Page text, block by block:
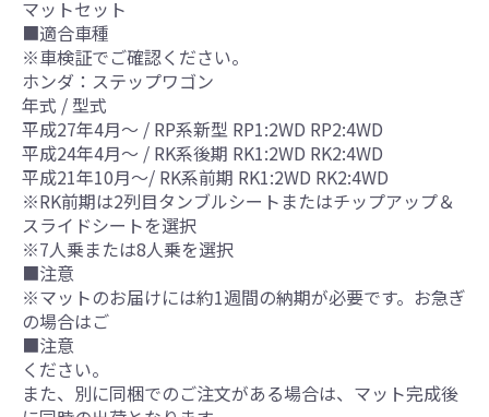
マットセット
■適合車種
※車検証でご確認ください。
ホンダ：ステップワゴン
年式 / 型式
平成27年4月～ / RP系新型 RP1:2WD RP2:4WD
平成24年4月～ / RK系後期 RK1:2WD RK2:4WD
平成21年10月～/ RK系前期 RK1:2WD RK2:4WD
※RK前期は2列目タンブルシートまたはチップアップ＆
スライドシートを選択
※7人乗または8人乗を選択
■注意
※マットのお届けには約1週間の納期が必要です。お急ぎ
の場合はご
■注意
ください。
また、別に同梱でのご注文がある場合は、マット完成後